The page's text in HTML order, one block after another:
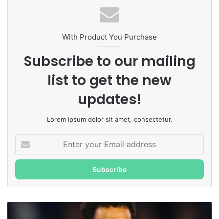
With Product You Purchase
Subscribe to our mailing
list to get the new
updates!
Lorem ipsum dolor sit amet, consectetur.
your
Email